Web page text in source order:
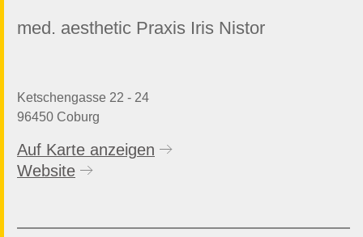
med. aesthetic Praxis Iris Nistor
Ketschengasse 22 - 24
96450 Coburg
Auf Karte anzeigen
Website